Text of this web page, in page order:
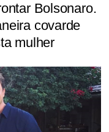
Bolsonaro.
covarde
mulher